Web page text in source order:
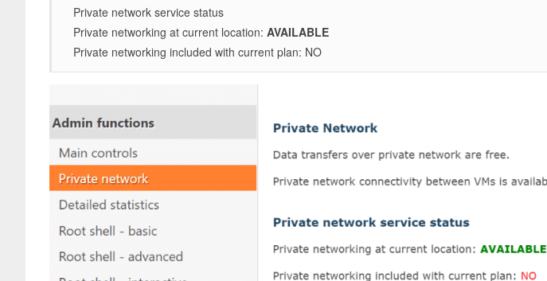
Private network service status
Private networking at current location: AVAILABLE
Private networking included with current plan: NO